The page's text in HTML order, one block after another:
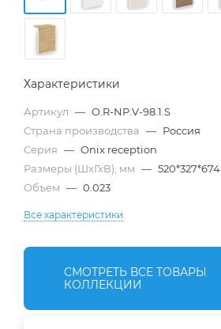
Характеристики
Артикул — O.R-NP.V-98.1.S
Страна производства — Россия
Серия — Onix reception
Размеры (ШхГхВ), мм — 520*327*674
Объем — 0.023
Все характеристики
СМОТРЕТЬ ВСЕ ТОВАРЫ
КОЛЛЕКЦИИ